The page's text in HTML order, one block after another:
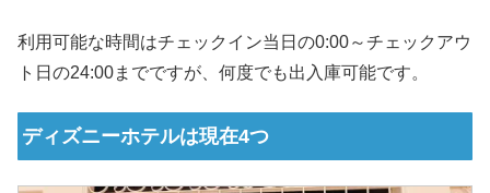
利用可能な時間はチェックイン当日の0:00～チェックアウ
ト日の24:00までですが、何度でも出入庫可能です。
ディズニーホテルは現在4つ